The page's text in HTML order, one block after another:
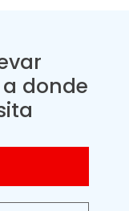
donde